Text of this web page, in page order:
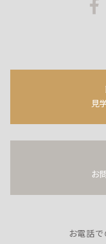
見
お
お電話